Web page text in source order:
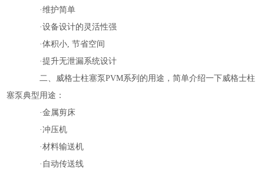
·维护简单
·设备设计的灵活性强
·体积小,节省空间
·提升无泄漏系统设计
二、威格士柱塞泵PVM系列的用途，简单介绍一下威格士柱
塞泵典型用途：
·金属剪床
·冲压机
·材料输送机
·自动传送线